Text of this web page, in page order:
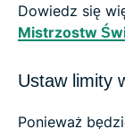
Dowiedz się
Mistrzostw
Ustaw limity
Ponieważ